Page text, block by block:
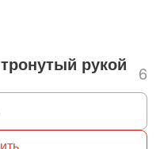
рукой 6